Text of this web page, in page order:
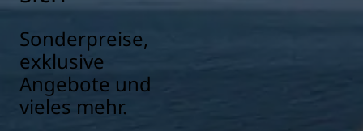
Sonderpreise,
exklusive
Angebote und
vieles mehr.